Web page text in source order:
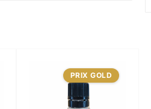
PRIX GOLD